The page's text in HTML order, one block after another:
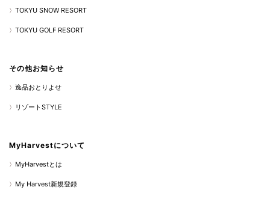
TOKYU SNOW RESORT
TOKYU GOLF RESORT
その他お知らせ
逸品おとりよせ
リゾートSTYLE
MyHarvestについて
MyHarvestとは
My Harvest新規登録